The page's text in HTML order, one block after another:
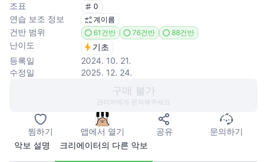
조표
0
연습 보조 정보 계이름
건반 범위 61건반 76건반 88건반
난이도
기초
등록일
2024. 10. 21.
수정일
2025. 12. 24.
구매 불가
관리자에게 문의해주세요
찜하기 앱에서 열기 공유
문의하기
악보 설명
크리에이터의 다른 악보